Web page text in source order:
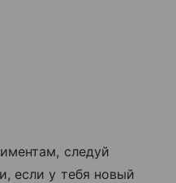
следуй
если у тебя новый